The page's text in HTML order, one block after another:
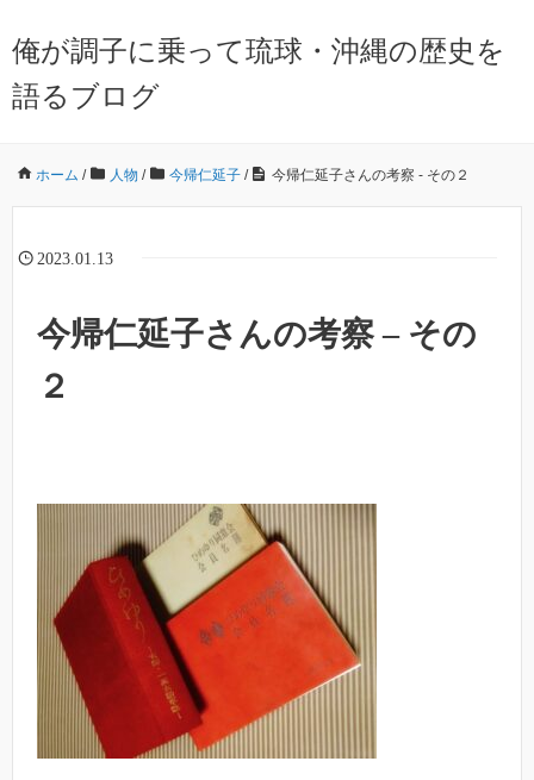
俺が調子に乗って琉球・沖縄の歴史を
語るブログ
ホーム / 人物 / 今帰仁延子 / 今帰仁延子さんの考察 - その２
2023.01.13
今帰仁延子さんの考察 – その
２